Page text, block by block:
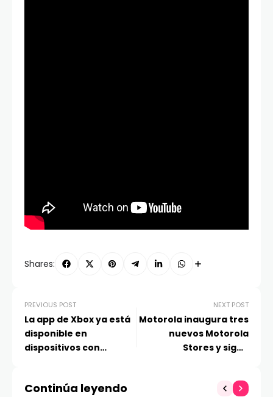
Shares:
PREVIOUS POST
La app de Xbox ya está
disponible en
dispositivos con
NEXT POST
Motorola inaugura tres
nuevos Motorola
Stores y sigue
usuarios
Continúa leyendo